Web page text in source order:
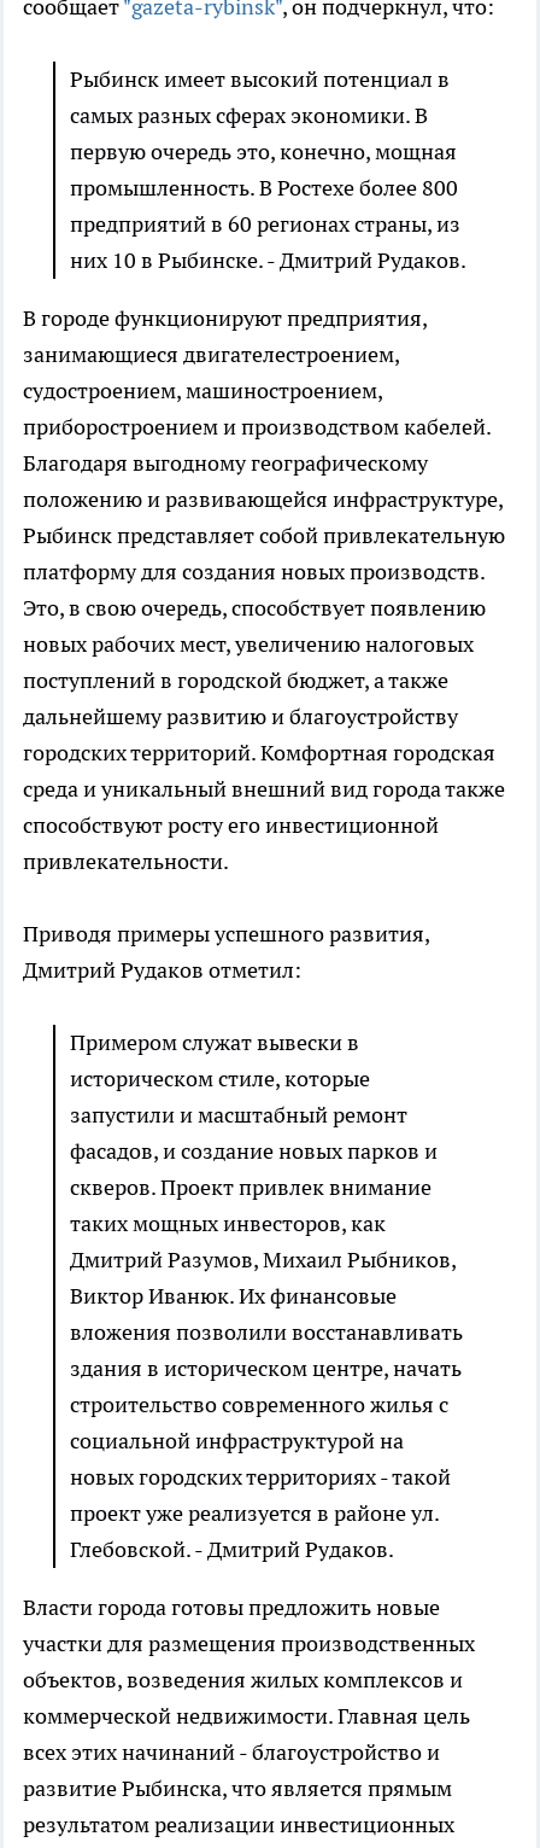
сообщает"gazeta-rybinsk", он подчеркнул, что:
Рыбинск имеет высокий потенциал в
самых разных сферах экономики. В
первую очередь это, конечно, мощная
промышленность. В Ростехе более 800
предприятий в 60 регионах страны, из
них 10 в Рыбинске. - Дмитрий Рудаков.
В городе функционируют предприятия,
занимающиеся двигателестроением,
судостроением, машиностроением,
приборостроением и производством кабелей.
Благодаря выгодному географическому
положению и развивающейся инфраструктуре,
Рыбинск представляет собой привлекательную
платформу для создания новых производств.
Это, в свою очередь, способствует появлению
новых рабочих мест, увеличению налоговых
поступлений в городской бюджет, а также
дальнейшему развитию и благоустройству
городских территорий. Комфортная городская
среда и уникальный внешний вид города также
способствуют росту его инвестиционной
привлекательности.
Приводя примеры успешного развития,
Дмитрий Рудаков отметил:
Примером служат вывески в
историческом стиле, которые
запустили и масштабный ремонт
фасадов, и создание новых парков и
скверов. Проект привлек внимание
таких мощных инвесторов, как
Дмитрий Разумов, Михаил Рыбников,
Виктор Иванюк. Их финансовые
вложения позволили восстанавливать
здания в историческом центре, начать
строительство современного жилья с
социальной инфраструктурой на
новых городских территориях - такой
проект уже реализуется в районе ул.
Глебовской. - Дмитрий Рудаков.
Власти города готовы предложить новые
участки для размещения производственных
объектов, возведения жилых комплексов и
коммерческой недвижимости. Главная цель
всех этих начинаний - благоустройство и
развитие Рыбинска, что является прямым
результатом реализации инвестиционных